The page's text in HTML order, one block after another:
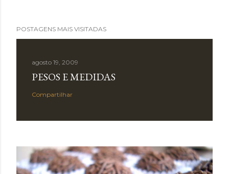
POSTAGENS MAIS VISITADAS
agosto 19, 2009
PESOS E MEDIDAS
Compartilhar